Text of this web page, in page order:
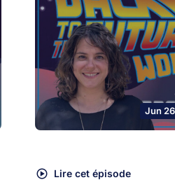
Jun
Lire cet épisode